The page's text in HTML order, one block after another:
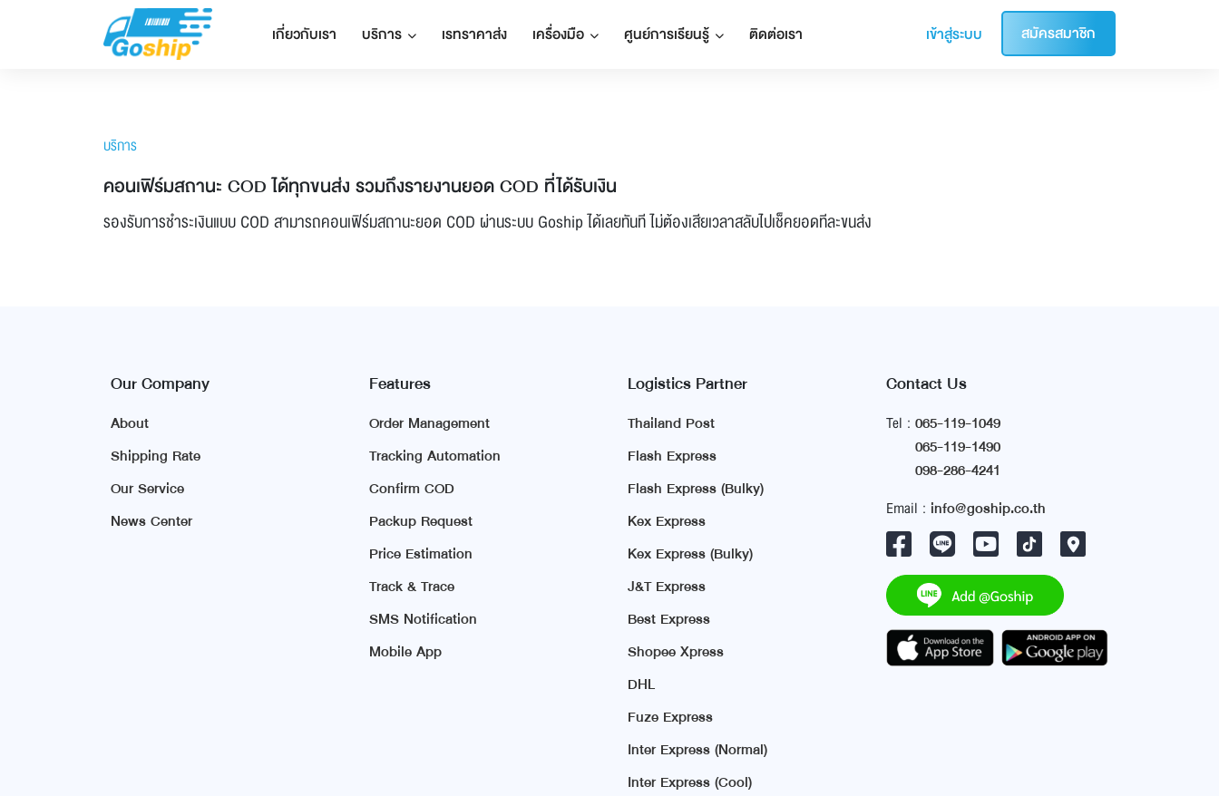
เกี่ยวกับเรา บริการ เรทราคาส่ง เครื่องมือ ศูนย์การเรียนรู้ ติดต่อเรา เข้าสู่ระบบ สมัครสมาชิก
บริการ
คอนเฟิร์มสถานะ COD ได้ทุกขนส่ง รวมถึงรายงานยอด COD ที่ได้รับเงิน
รองรับการชำระเงินแบบ COD สามารถคอนเฟิร์มสถานะยอด COD ผ่านระบบ Goship ได้เลยทันที ไม่ต้องเสียเวลาสลับไปเช็คยอดทีละขนส่ง
Our Company
About
Shipping Rate
Our Service
News Center
Features
Order Management
Tracking Automation
Confirm COD
Packup Request
Price Estimation
Track & Trace
SMS Notification
Mobile App
Logistics Partner
Thailand Post
Flash Express
Flash Express (Bulky)
Kex Express
Kex Express (Bulky)
J&T Express
Best Express
Shopee Xpress
DHL
Fuze Express
Inter Express (Normal)
Inter Express (Cool)
Contact Us
Tel : 065-119-1049
065-119-1490
098-286-4241
Email : info@goship.co.th